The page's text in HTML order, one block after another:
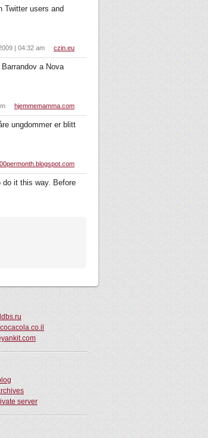
Twitter users and
czin.eu
| 04:32 am
a Nova
hjemmemamma.com
ungdommer er blitt
do it this way. Before
server